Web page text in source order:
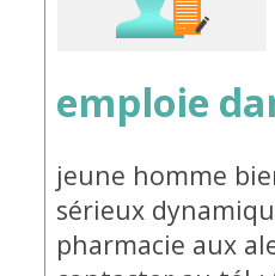
emploie
jeune homme
sérieux
pharmacie aux